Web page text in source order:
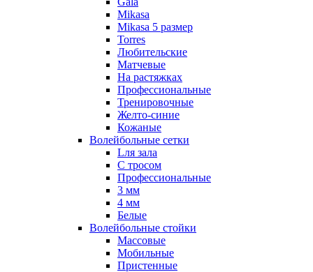
Mikasa
Mikasa 5 размер
Torres
Любительские
Матчевые
На растяжках
Профессиональные
Тренировочные
Желто-синие
Кожаные
Волейбольные сетки
Lля зала
C тросом
Профессиональные
3 мм
4 мм
Белые
Волейбольные стойки
Массовые
Мобильные
Пристенные